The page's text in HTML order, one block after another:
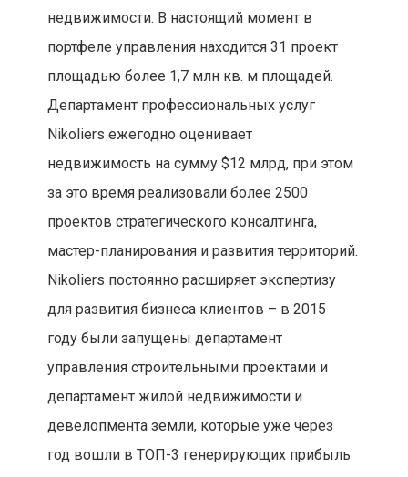
недвижимости. В настоящий момент в
портфеле управления находится 31 проект
площадью более 1,7 млн кв. м площадей.
Департамент профессиональных услуг
Nikoliers ежегодно оценивает
недвижимость на сумму $12 млрд, при этом
за это время реализовали более 2500
проектов стратегического консалтинга,
мастер-планирования и развития территорий.
Nikoliers постоянно расширяет экспертизу
для развития бизнеса клиентов – в 2015
году были запущены департамент
управления строительными проектами и
департамент жилой недвижимости и
девелопмента земли, которые уже через
год вошли в ТОП-3 генерирующих прибыль